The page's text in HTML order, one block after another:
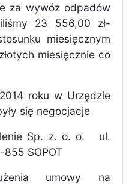
za wywóz odpadów
23 556,00 zł-
miesięcznym
miesięcznie co
roku w Urzędzie
się negocjacje
Sp. z. o. o.
ul.
855 SOPOT
umowy na